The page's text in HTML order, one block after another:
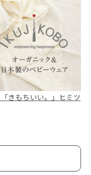
きもちいい。」ヒミツ